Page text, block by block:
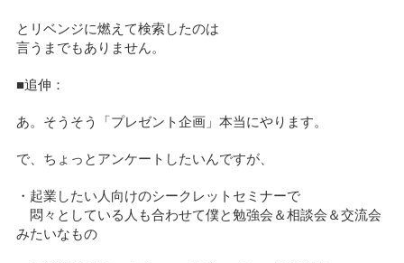
とリベンジに燃えて検索したのは
言うまでもありません。
■追伸：
あ。そうそう「プレゼント企画」本当にやります。
で、ちょっとアンケートしたいんですが、
・起業したい人向けのシークレットセミナーで
悶々としている人も合わせて僕と勉強会＆相談会＆交流会
みたいなもの